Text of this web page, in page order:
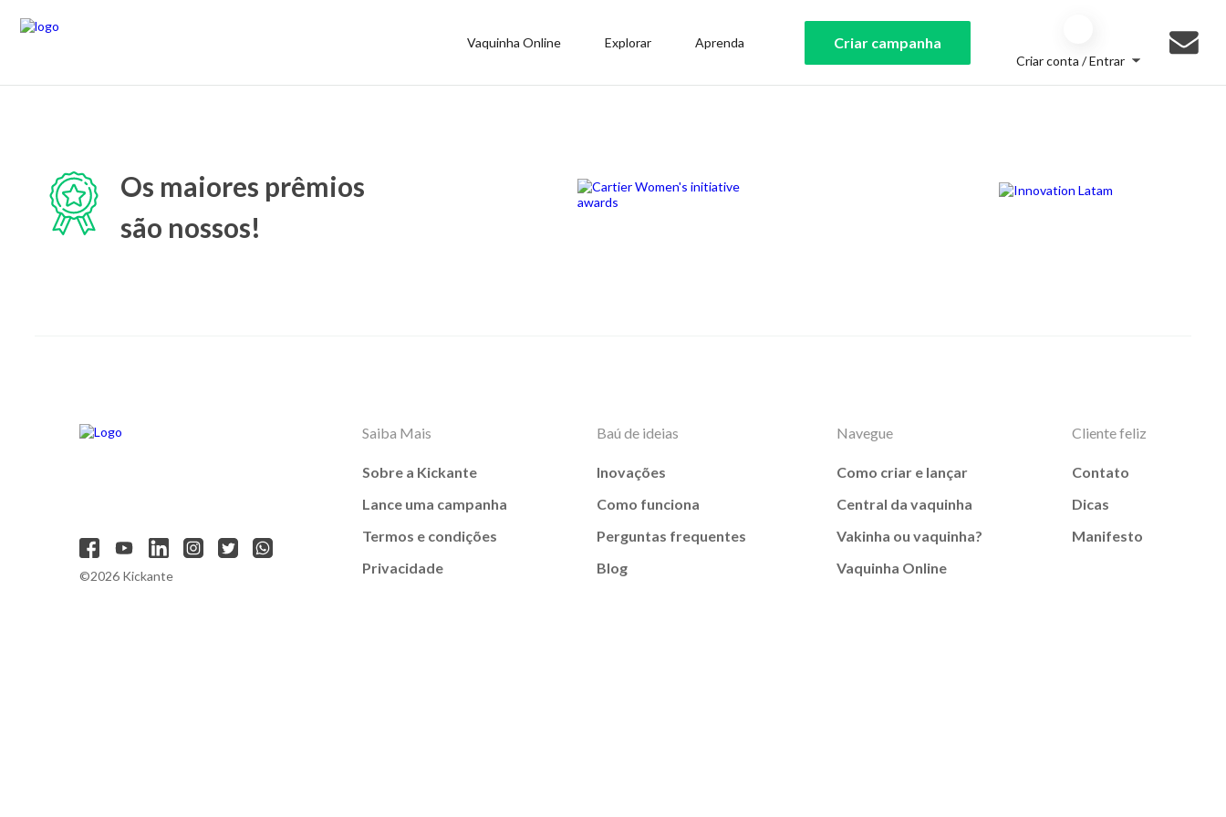
Vaquinha Online Explorar Aprenda Criar campanha
Criar conta / Entrar
Os maiores prêmios
são nossos!
©2026 Kickante
Saiba Mais
Sobre a Kickante
Lance uma campanha
Termos e condições
Privacidade
Baú de ideias
Inovações
Como funciona
Perguntas frequentes
Blog
Navegue
Como criar e lançar
Central da vaquinha
Vakinha ou vaquinha?
Vaquinha Online
Cliente feliz
Contato
Dicas
Manifesto